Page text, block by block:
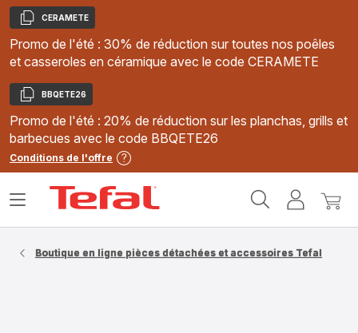
Copier
CERAMETE
Promo de l'été : 30% de réduction sur toutes nos poêles
et casseroles en céramique avec le code CERAMETE
Copier
BBQETE26
Promo de l'été : 20% de réduction sur les planchas, grills et
barbecues avec le code BBQETE26
Conditions de l'offre
MonMon
Ouvrir
Boutique en ligne pièces détachées et accessoires Tefal